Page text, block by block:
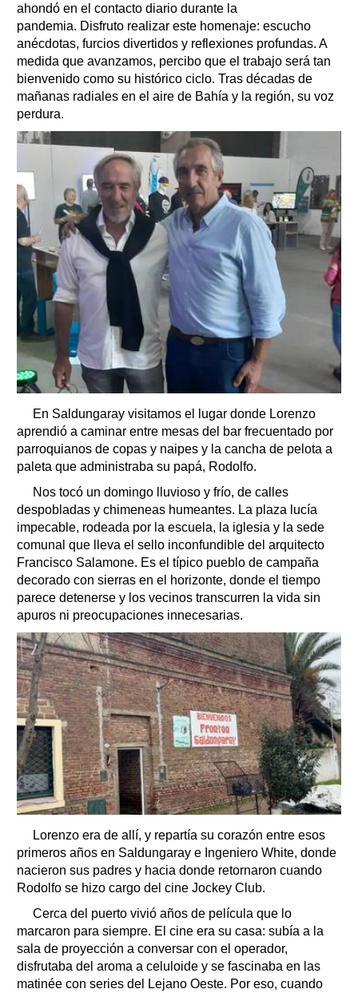
ahondó en el contacto diario durante la
pandemia. Disfruto realizar este homenaje: escucho
anécdotas, furcios divertidos y reflexiones profundas. A
medida que avanzamos, percibo que el trabajo será tan
bienvenido como su histórico ciclo. Tras décadas de
mañanas radiales en el aire de Bahía y la región, su voz
perdura.
En Saldungaray visitamos el lugar donde Lorenzo
aprendió a caminar entre mesas del bar frecuentado por
parroquianos de copas y naipes y la cancha de pelota a
paleta que administraba su papá, Rodolfo.
Nos tocó un domingo lluvioso y frío, de calles
despobladas y chimeneas humeantes. La plaza lucía
impecable, rodeada por la escuela, la iglesia y la sede
comunal que lleva el sello inconfundible del arquitecto
Francisco Salamone. Es el típico pueblo de campaña
decorado con sierras en el horizonte, donde el tiempo
parece detenerse y los vecinos transcurren la vida sin
apuros ni preocupaciones innecesarias.
Lorenzo era de allí, y repartía su corazón entre esos
primeros años en Saldungaray e Ingeniero White, donde
nacieron sus padres y hacia donde retornaron cuando
Rodolfo se hizo cargo del cine Jockey Club.
Cerca del puerto vivió años de película que lo
marcaron para siempre. El cine era su casa: subía a la
sala de proyección a conversar con el operador,
disfrutaba del aroma a celuloide y se fascinaba en las
matinée con series del Lejano Oeste. Por eso, cuando